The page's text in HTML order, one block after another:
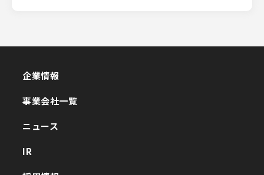
企業情報
事業会社一覧
ニュース
IR